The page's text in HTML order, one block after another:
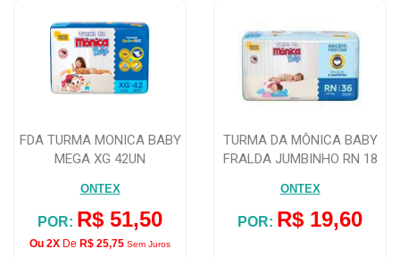
FDA TURMA MONICA BABY
MEGA XG 42UN
ONTEX
POR: R$ 51,50
Ou 2X De R$ 25,75 Sem Juros
TURMA DA MÔNICA BABY
FRALDA JUMBINHO RN 18
ONTEX
POR: R$ 19,60